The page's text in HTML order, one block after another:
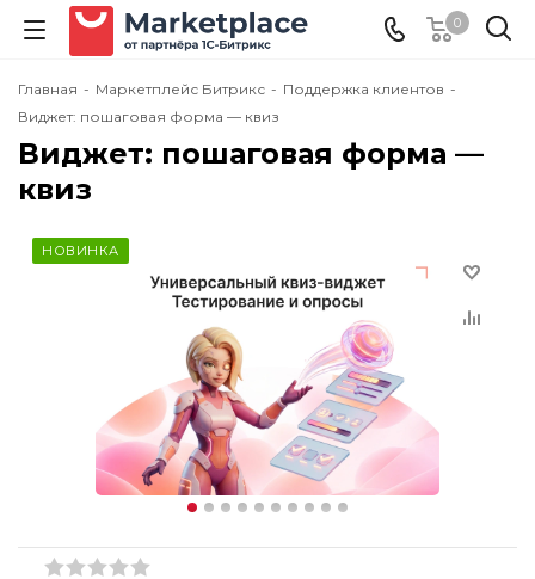
0
Главная - Маркетплейс Битрикс - Поддержка клиентов -
Виджет: пошаговая форма — квиз
Виджет: пошаговая форма —
квиз
НОВИНКА